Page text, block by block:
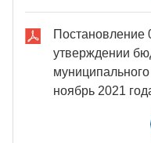
утверждении
ноябрь 2021